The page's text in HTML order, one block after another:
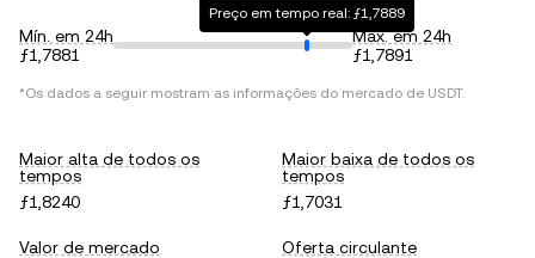
Mín. em 24h
ƒ1,7881
Preço em tempo real: ƒ1,7889
Máx. em 24h
ƒ1,7891
*Os dados a seguir mostram as informações do mercado de USDT.
Maior alta de todos os
tempos
ƒ1,8240
Maior baixa de todos os
tempos
ƒ1,7031
Valor de mercado
Oferta circulante